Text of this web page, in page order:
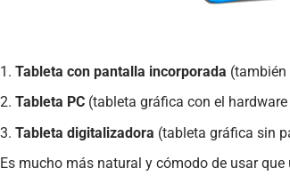
1. Tableta con pantalla incorporada
2. Tableta PC (tableta gráfica con el
3. Tableta digitalizadora (tableta gráfica sin
Es mucho más natural y cómodo de usar